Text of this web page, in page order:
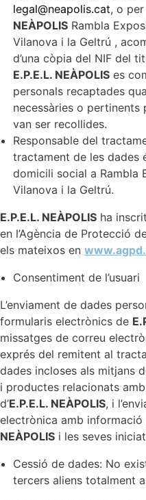
legal@neapolis.cat, o
NEÀPOLIS Rambla
Vilanova i la Geltrú ,
d’una còpia del NIF del
E.P.E.L. NEÀPOLIS es
personals recaptades
necessàries o
van ser recollides.
Responsable del
tractament de les dades
domicili social a Rambla
Vilanova i la Geltrú.
E.P.E.L. NEÀPOLIS ha
en l’Agència de Protecció
els mateixos en
Consentiment de l’usuari
L’enviament de dades
formularis electrònics de
missatges de correu
exprés del remitent al
dades incloses als mitjans
i productes relacionats
d’E.P.E.L. NEÀPOLIS, i
electrònica amb informació
NEÀPOLIS i les seves
Cessió de dades: No
tercers aliens totalment a